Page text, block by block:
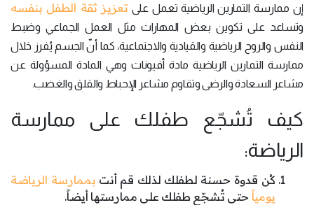
إن ممارسة التمارين الرياضية تعمل على تعزيز ثقة الطفل بنفسه
وتساعد على تكوين بعض المهارات مثل العمل الجماعي وضبط
النفس والروح الرياضية والقيادية والاجتماعية، كما أنّ الجسم يُفرز خلال
ممارسة التمارين الرياضية مادة أفيونات وهي المادة المسؤولة عن
مشاعر السعادة والرضى وتقاوم مشاعر الإحباط والقلق والغضب.
كيف تُشجّع طفلك على ممارسة
الرياضة:
كُن قدوة حسنة لطفلك لذلك قم أنت بممارسة الرياضة
يومياً حتى تُشجّع طفلك على ممارستها أيضاً.